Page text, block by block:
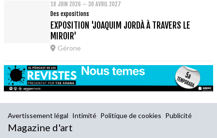
18 JUIN 2026 – 30 AVRIL 2027
Des expositions
EXPOSITION 'JOAQUIM JORDÀ À TRAVERS LE
MIROIR'
Gérone
Avertissement légal Intimité Politique de cookies Publicité
Magazine d'art